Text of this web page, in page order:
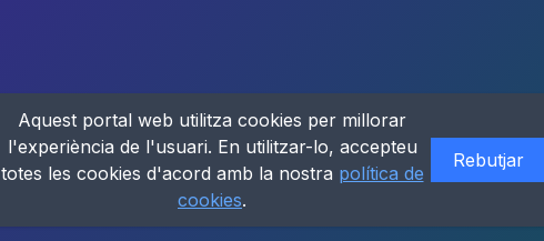
Aquest portal web utilitza cookies per millorar
l'experiència de l'usuari. En utilitzar-lo, accepteu
totes les cookies d'acord amb la nostra política de
cookies.
Rebutjar